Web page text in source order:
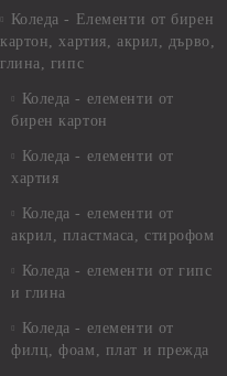
Коледа - Eлементи от бирен
картон, хартия, акрил, дърво,
глина, гипс
Коледа - елементи от
бирен картон
Коледа - елементи от
хартия
Коледа - елементи от
акрил, пластмаса, стирофом
Коледа - елементи от гипс
и глина
Коледа - елементи от
филц, фоам, плат и прежда